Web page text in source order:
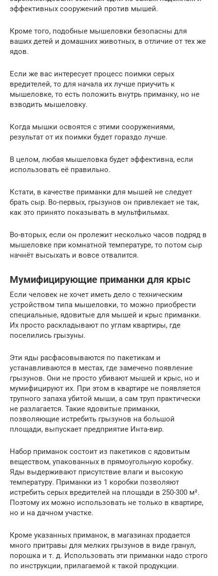
эффективных сооружений против мышей.
Кроме того, подобные мышеловки безопасны для
ваших детей и домашних животных, в отличие от тех же
ядов.
Если же вас интересует процесс поимки серых
вредителей, то для начала их лучше приучить к
мышеловке, то есть положить внутрь приманку, но не
взводить мышеловку.
Когда мышки освоятся с этими сооружениями,
результат от их поимки будет гораздо лучше.
В целом, любая мышеловка будет эффективна, если
использовать её правильно.
Кстати, в качестве приманки для мышей не следует
брать сыр. Во-первых, грызунов он привлекает не так,
как это принято показывать в мультфильмах.
Во-вторых, если он пролежит несколько часов подряд в
мышеловке при комнатной температуре, то потом сыр
начнёт высыхать и вовсе отвалится.
Мумифицирующие приманки для крыс
Если человек не хочет иметь дело с техническим
устройством типа мышеловки, то можно приобрести
специальные, ядовитые для мышей и крыс приманки.
Их просто раскладывают по углам квартиры, где
поселились грызуны.
Эти яды расфасовываются по пакетикам и
устанавливаются в местах, где замечено появление
грызунов. Они не просто убивают мышей и крыс, но и
мумифицируют их. При этом в квартире не появляется
трупного запаха убитой мыши, а сам труп практически
не разлагается. Такие ядовитые приманки,
позволяющие истребить грызунов на большой
площади, выпускает предприятие Инта-вир.
Набор приманок состоит из пакетиков с ядовитым
веществом, упакованных в прямоугольную коробку.
Яды выдерживают присутствие влаги и высокую
температуру. Приманки из 1 коробки позволяют
истребить серых вредителей на площади в 250-300 м².
Поэтому их можно использовать не только в квартире,
но и на дачном участке.
Кроме указанных приманок, в магазинах продается
много притравы для мелких грызунов в виде гранул,
порошка и т. д. Использовать эти приманки надо строго
по инструкции, прилагаемой к такой продукции.